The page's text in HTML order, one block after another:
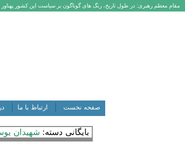
مقام معظم رهبری: در طول تاریخ، رنگ های گوناگون بر سیاست این کشور پهناور
صفحه نخست ارتباط با ما
بایگانی دسته: شهیدان